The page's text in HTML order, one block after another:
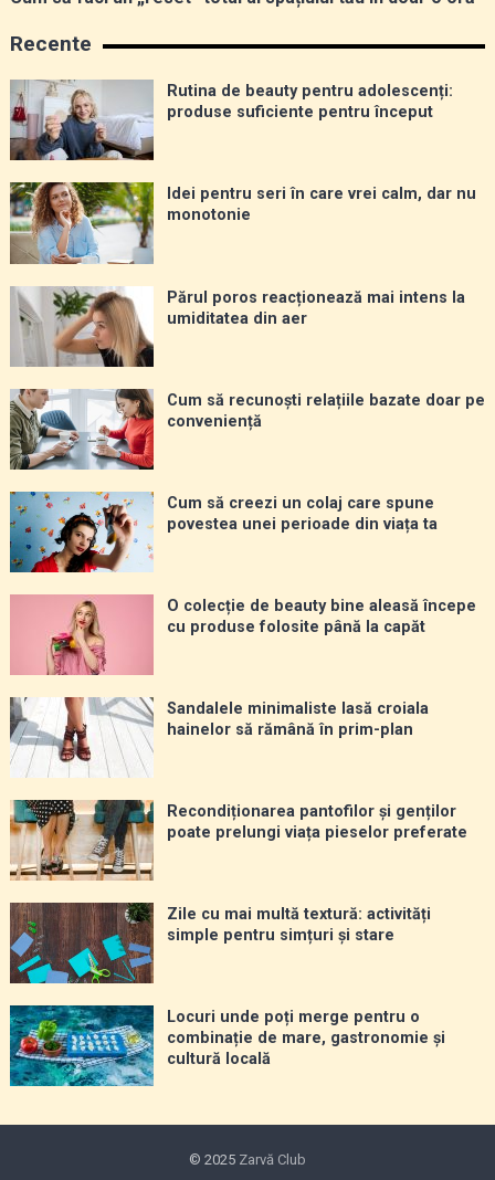
Recente
Rutina de beauty pentru adolescenți:
produse suficiente pentru început
Idei pentru seri în care vrei calm, dar nu
monotonie
Părul poros reacționează mai intens la
umiditatea din aer
Cum să recunoști relațiile bazate doar pe
conveniență
Cum să creezi un colaj care spune
povestea unei perioade din viața ta
O colecție de beauty bine aleasă începe
cu produse folosite până la capăt
Sandalele minimaliste lasă croiala
hainelor să rămână în prim-plan
Recondiționarea pantofilor și genților
poate prelungi viața pieselor preferate
Zile cu mai multă textură: activități
simple pentru simțuri și stare
Locuri unde poți merge pentru o
combinație de mare, gastronomie și
cultură locală
© 2025 Zarvă Club